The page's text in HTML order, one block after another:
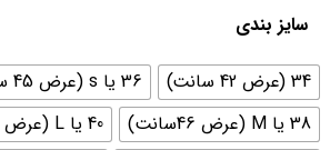
سایز بندی
34 (عرض 42 سانت)
36 یا s (عرض 45 سانت)
38 یا M (عرض 46سانت)
40 یا L (عرض 48 سانت)